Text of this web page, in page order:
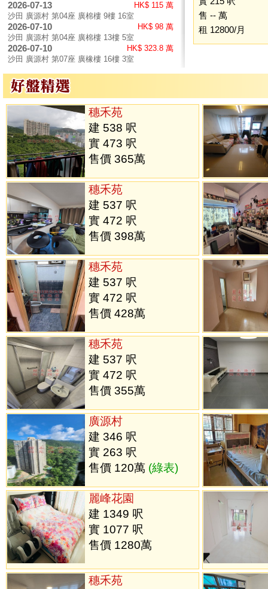
2026-07-13
HK$ 115 萬
沙田 廣源村 第04座 廣棉樓 9樓 16室
2026-07-10
HK$ 98 萬
沙田 廣源村 第04座 廣棉樓 13樓 5室
2026-07-10
HK$ 323.8 萬
沙田 廣源村 第07座 廣橡樓 16樓 3室
售 -- 萬
租 12800/月
穗禾苑
建 538 呎
實 473 呎
售價 365萬
穗禾苑
建 537 呎
實 472 呎
售價 398萬
穗禾苑
建 537 呎
實 472 呎
售價 428萬
穗禾苑
建 537 呎
實 472 呎
售價 355萬
廣源村
建 346 呎
實 263 呎
售價 120萬 (綠表)
麗峰花園
建 1349 呎
實 1077 呎
售價 1280萬
穗禾苑